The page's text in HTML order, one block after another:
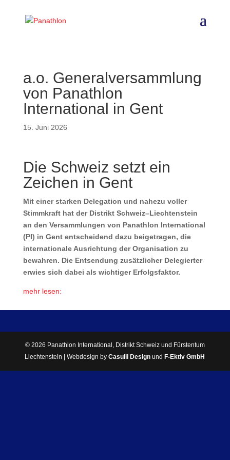
a.o. Generalversammlung
von Panathlon
International in Gent
15. Juni 2026
Die Schweiz setzt ein
Zeichen in Gent
Mit einer starken Delegation und nahezu voller
Stimmkraft hat der Distrikt Schweiz–Liechtenstein
an den Versammlungen von Panathlon International
(PI) in Gent entscheidend dazu beigetragen, die
internationale Ausrichtung der Organisation zu
bewahren. Die Entsendung zusätzlicher Delegierter
erwies sich dabei als wichtiger Erfolgsfaktor.
mehr lesen:
© 2026 Panathlon International, Distrikt Schweiz und Fürstentum
Liechtenstein | Webdesign byCasulli Design und F-Ektiv GmbH